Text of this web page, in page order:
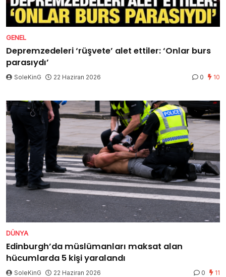
GENEL
Depremzedeleri ‘rüşvete’ alet ettiler: ‘Onlar burs
parasıydı’
SoleKinG 22 Haziran 2026 0 10
DÜNYA
Edinburgh’da müslümanları maksat alan
hücumlarda 5 kişi yaralandı
SoleKinG 22 Haziran 2026 0 11